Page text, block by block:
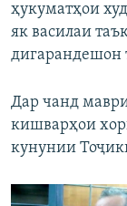
ҳукуматҳои
як василаи
дигарандешон
Дар чанд
кишварҳои
кунунии